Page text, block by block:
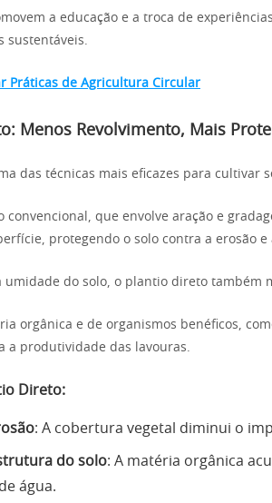
a educação e a troca de
sustentáveis.
Práticas de Agricultura Circular
Menos Revolvimento, Mais
das técnicas mais eficazes para cultivar
convencional, que envolve aração e
protegendo o solo contra a erosão
umidade do solo, o plantio direto também
orgânica e de organismos benéficos,
a produtividade das lavouras.
Direto:
: A cobertura vegetal diminui o
do solo: A matéria orgânica
água.